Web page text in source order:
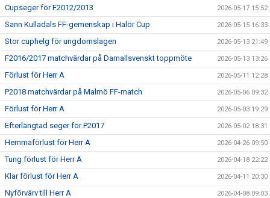
Cupseger för F2012/2013 2026-05-17 15:52
Sann Kulladals FF-gemenskap i Halör Cup 2026-05-15 16:33
Stor cuphelg för ungdomslagen 2026-05-13 21:49
F2016/2017 matchvärdar på Damallsvenskt toppmöte 2026-05-13 13:26
Förlust för Herr A 2026-05-11 12:28
P2018 matchvärdar på Malmö FF-match 2026-05-06 09:32
Förlust för Herr A 2026-05-03 19:29
Efterlängtad seger för P2017 2026-05-02 18:31
Hemmaförlust för Herr A 2026-04-26 09:50
Tung förlust för Herr A 2026-04-18 22:22
Klar förlust för Herr A 2026-04-11 20:30
Nyförvärv till Herr A 2026-04-08 09:03